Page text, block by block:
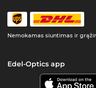
Nemokamas siuntimas ir
Edel-Optics app